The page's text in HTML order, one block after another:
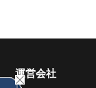
運営会社